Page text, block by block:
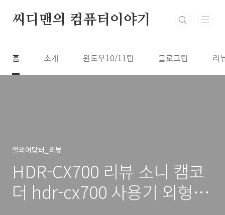
씨디맨의 컴퓨터이야기
홈 소개 윈도우10/11팁 블로그팁 리
얼리어답터_리뷰
HDR-CX700 리뷰 소니 캠코
더 hdr-cx700 사용기 외형 샘